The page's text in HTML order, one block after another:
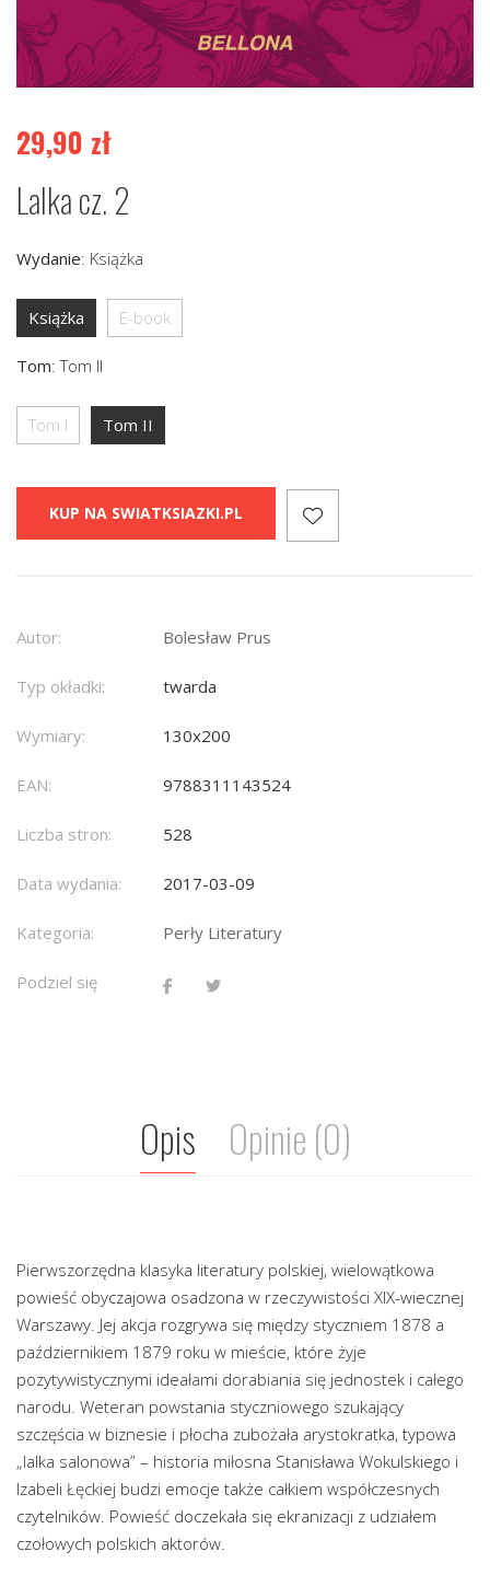
29,90 zł
Lalka cz. 2
Wydanie: Książka
Książka E-book
Tom: Tom II
Tom I Tom II
KUP NA SWIATKSIAZKI.PL
Autor: Bolesław Prus
Typ okładki: twarda
Wymiary: 130x200
EAN: 9788311143524
Liczba stron: 528
Data wydania: 2017-03-09
Kategoria: Perły Literatury
Podziel się
Opis Opinie (0)
Pierwszorzędna klasyka literatury polskiej, wielowątkowa
powieść obyczajowa osadzona w rzeczywistości XIX-wiecznej
Warszawy. Jej akcja rozgrywa się między styczniem 1878 a
październikiem 1879 roku w mieście, które żyje
pozytywistycznymi ideałami dorabiania się jednostek i całego
narodu. Weteran powstania styczniowego szukający
szczęścia w biznesie i płocha zubożała arystokratka, typowa
„lalka salonowa” – historia miłosna Stanisława Wokulskiego i
Izabeli Łęckiej budzi emocje także całkiem współczesnych
czytelników. Powieść doczekała się ekranizacji z udziałem
czołowych polskich aktorów.